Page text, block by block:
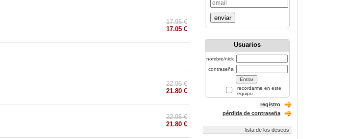
17.95 €
17.05 €
22.95 €
21.80 €
22.95 €
21.80 €
enviar
Usuarios
nombre/nick
contraseña
recordarme en este
equipo
registro
pérdida de contraseña
lista de los deseos